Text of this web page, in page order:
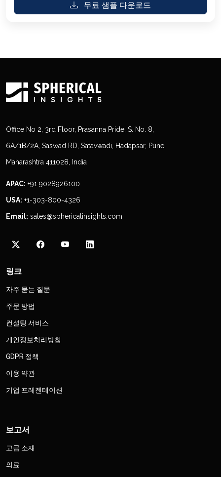
무료 샘플 다운로드
Office No 2, 3rd Floor, Prasanna Pride, S. No. 8,
6A/1B/2A, Saswad RD, Satavwadi, Hadapsar, Pune,
Maharashtra 411028, India
APAC: +91 9028926100
USA: +1-303-800-4326
Email: sales@sphericalinsights.com
링크
자주 묻는 질문
주문 방법
컨설팅 서비스
개인정보처리방침
GDPR 정책
이용 약관
기업 프레젠테이션
보고서
고급 소재
의료